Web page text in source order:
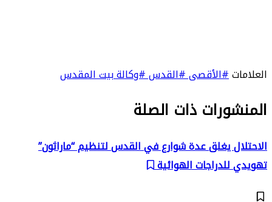
العلامات#الأقصى#القدس#وكالة بيت المقدس
المنشورات ذات الصلة
الاحتلال يغلق عدة شوارع في القدس لتنظيم “ماراثون”
تهويدي للدراجات الهوائية